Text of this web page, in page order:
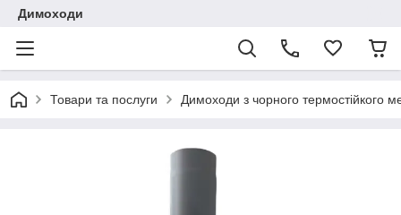
Димоходи
Товари та послуги Димоходи з чорного термостійкого